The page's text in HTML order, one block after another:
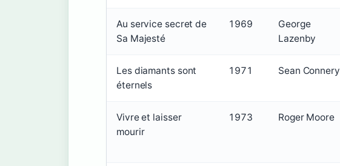
Au service secret de
Sa Majesté
1969
George
Lazenby
Les diamants sont
éternels
1971 Sean Connery
Vivre et laisser
mourir
1973 Roger Moore